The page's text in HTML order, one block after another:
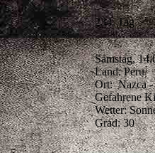
234. Tag
Samstag,
Land: Peru
Ort: Nazca
Gefahrene
Wetter:
Grad: 30